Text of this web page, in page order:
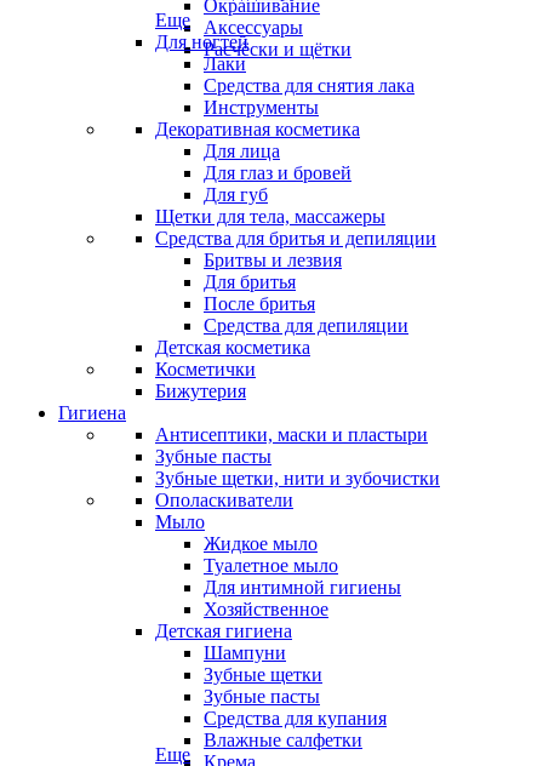
Окрашивание
Аксессуары
Расчёски и щётки
Еще
Для ногтей
Лаки
Средства для снятия лака
Инструменты
Декоративная косметика
Для лица
Для глаз и бровей
Для губ
Щетки для тела, массажеры
Средства для бритья и депиляции
Бритвы и лезвия
Для бритья
После бритья
Средства для депиляции
Детская косметика
Косметички
Бижутерия
Гигиена
Антисептики, маски и пластыри
Зубные пасты
Зубные щетки, нити и зубочистки
Ополаскиватели
Мыло
Жидкое мыло
Туалетное мыло
Для интимной гигиены
Хозяйственное
Детская гигиена
Шампуни
Зубные щетки
Зубные пасты
Средства для купания
Влажные салфетки
Крема
Еще